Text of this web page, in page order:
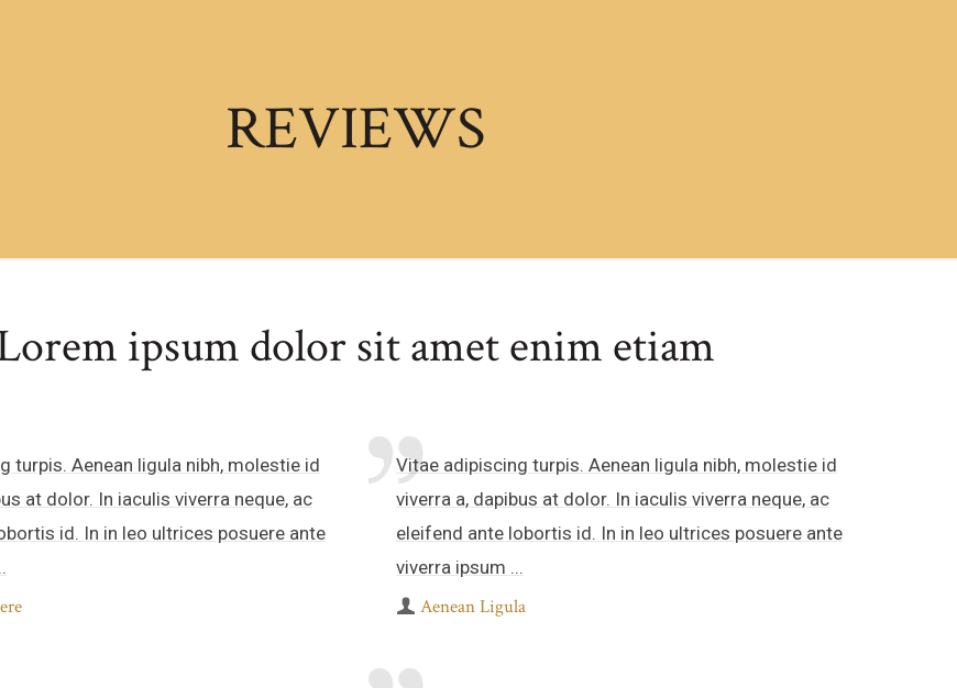
REVIEWS
ipsum dolor sit amet enim etiam
turpis. Aenean ligula nibh, molestie id
at dolor. In iaculis viverra neque, ac
id. In in leo ultrices posuere ante
Vitae adipiscing turpis. Aenean ligula nibh, molestie id
viverra a, dapibus at dolor. In iaculis viverra neque, ac
eleifend ante lobortis id. In in leo ultrices posuere ante
viverra ipsum ...
Aenean Ligula